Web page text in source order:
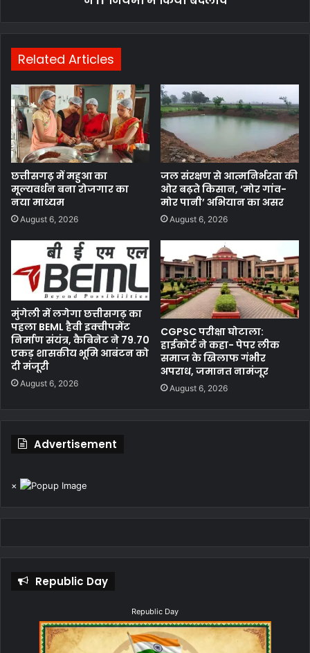
Related Articles
छत्तीसगढ़ में महुआ का
मूल्यवर्धन बना रोजगार का
नया माध्यम
August 6, 2026
जल संरक्षण से आत्मनिर्भरता की
ओर बढ़ते किसान, ‘मोर गांव-
मोर पानी’ अभियान का असर
August 6, 2026
मुंगेली में लगेगा छत्तीसगढ़ का
पहला BEML हैवी इक्वीपमेंट
निर्माण संयंत्र, कैबिनेट ने 79.70
एकड़ शासकीय भूमि आबंटन को
दी मंजूरी
August 6, 2026
CGPSC परीक्षा घोटाला:
हाईकोर्ट ने कहा- पेपर लीक
समाज के खिलाफ गंभीर
अपराध, जमानत नामंजूर
August 6, 2026
Advertisement
×
Republic Day
Republic Day